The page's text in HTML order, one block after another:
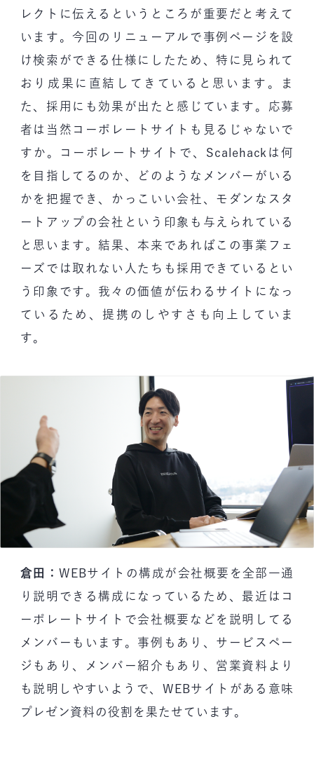
レクトに伝えるというところが重要だと考えて
います。今回のリニューアルで事例ページを設
け検索ができる仕様にしたため、特に見られて
おり成果に直結してきていると思います。ま
た、採用にも効果が出たと感じています。応募
者は当然コーポレートサイトも見るじゃないで
すか。コーポレートサイトで、Scalehackは何
を目指してるのか、どのようなメンバーがいる
かを把握でき、かっこいい会社、モダンなスタ
ートアップの会社という印象も与えられている
と思います。結果、本来であればこの事業フェ
ーズでは取れない人たちも採用できているとい
う印象です。我々の価値が伝わるサイトになっ
ているため、提携のしやすさも向上していま
す。
倉田：WEBサイトの構成が会社概要を全部一通
り説明できる構成になっているため、最近はコ
ーポレートサイトで会社概要などを説明してる
メンバーもいます。事例もあり、サービスペー
ジもあり、メンバー紹介もあり、営業資料より
も説明しやすいようで、WEBサイトがある意味
プレゼン資料の役割を果たせています。